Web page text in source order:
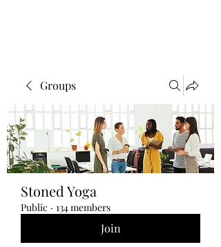
Groups
Stoned Yoga
Public · 134 members
Join